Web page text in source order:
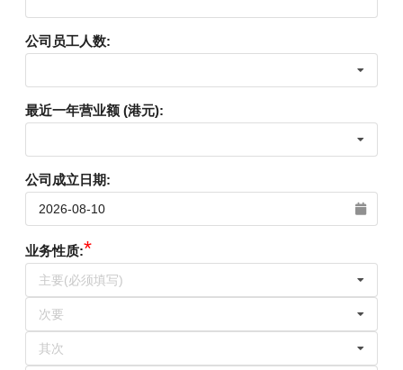
公司员工人数:
最近一年营业额 (港元):
公司成立日期:
业务性质:*
主要(必须填写)
次要
其次